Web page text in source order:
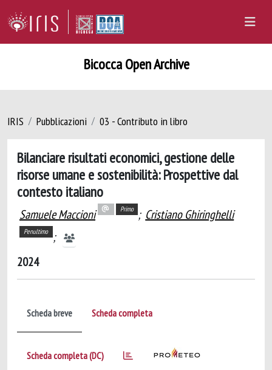
Bicocca Open Archive
IRIS Pubblicazioni 03 - Contributo in libro
Bilanciare risultati economici, gestione delle
risorse umane e sostenibilità: Prospettive dal
contesto italiano
Samuele Maccioni Primo ; Cristiano Ghiringhelli
Penultimo ;
2024
Scheda breve Scheda completa
Scheda completa (DC)